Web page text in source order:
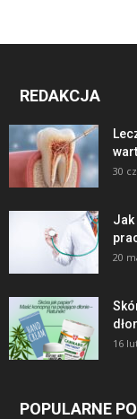
REDAKCJA
30
Jak
20
16
POPULARNE